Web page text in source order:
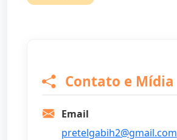
Contato e Mídia
Email
pretelgabih2@gmail.com